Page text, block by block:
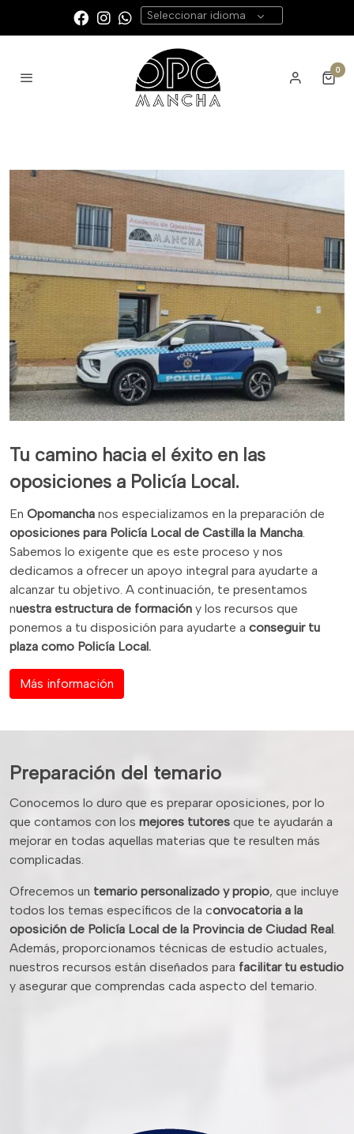
Seleccionar idioma
0
Tu camino hacia el éxito en las
oposiciones a Policía Local.
En Opomancha nos especializamos en la preparación de
oposiciones para Policía Local de Castilla la Mancha.
Sabemos lo exigente que es este proceso y nos
dedicamos a ofrecer un apoyo integral para ayudarte a
alcanzar tu objetivo. A continuación, te presentamos
nuestra estructura de formación y los recursos que
ponemos a tu disposición para ayudarte a conseguir tu
plaza como Policía Local.
Más información
Preparación del temario
Conocemos lo duro que es preparar oposiciones, por lo
que contamos con los mejores tutores que te ayudarán a
mejorar en todas aquellas materias que te resulten más
complicadas.
Ofrecemos un temario personalizado y propio, que incluye
todos los temas específicos de la convocatoria a la
oposición de Policía Local de la Provincia de Ciudad Real.
Además, proporcionamos técnicas de estudio actuales,
nuestros recursos están diseñados para facilitar tu estudio
y asegurar que comprendas cada aspecto del temario.